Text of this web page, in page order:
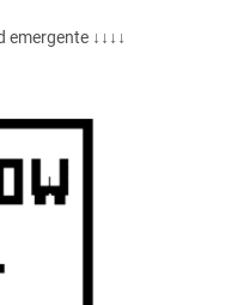
↓↓↓↓